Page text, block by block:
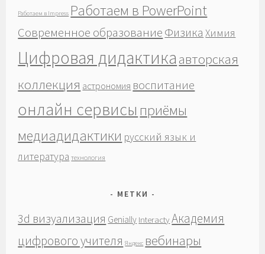
Работаем в Impress Работаем в PowerPoint
Современное образование Физика Химия
Цифровая дидактика авторская
коллекция астрономия воспитание
онлайн сервисы приёмы
медиадидактики русский язык и
литература технология
МЕТКИ
3d визуализация Genially Interacty Академия
цифрового учителя Яндекс вебинары